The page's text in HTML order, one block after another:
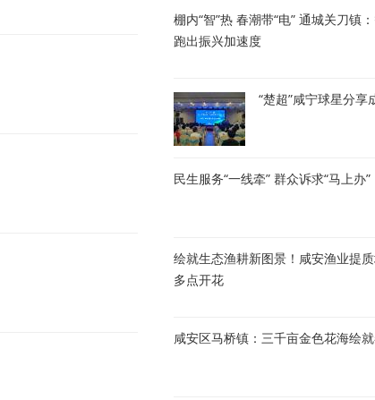
棚内“智”热 春潮带“电” 通城关刀镇
跑出振兴加速度
“楚超”咸宁球星分享
民生服务“一线牵” 群众诉求“马上办”
绘就生态渔耕新图景！咸安渔业提
多点开花
咸安区马桥镇：三千亩金色花海绘